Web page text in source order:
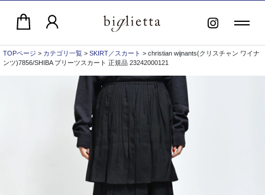
TOPページ > カテゴリ一覧 > SKIRT／スカート > christian wijnants(クリスチャン ワイナ
ンツ)7856/SHIBA プリーツスカート 正規品 23242000121